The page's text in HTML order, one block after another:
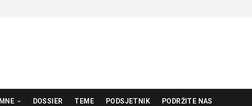
DOSSIER TEME PODSJETNIK PODRŽITE NAS